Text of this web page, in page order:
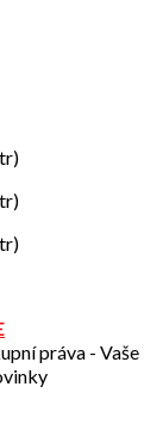
práva - Vaše